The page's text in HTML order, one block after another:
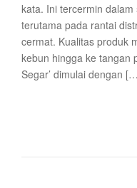
kata. Ini tercermin
terutama pada rantai
cermat. Kualitas produk
kebun hingga ke tangan
Segar’ dimulai dengan